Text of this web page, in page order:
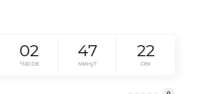
02
Часов
47
минут
21
сек